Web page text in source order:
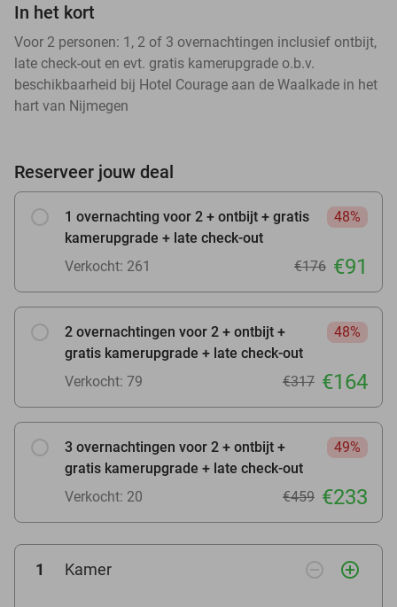
In het kort
Voor 2 personen: 1, 2 of 3 overnachtingen inclusief ontbijt,
late check-out en evt. gratis kamerupgrade o.b.v.
beschikbaarheid bij Hotel Courage aan de Waalkade in het
hart van Nijmegen
Reserveer jouw deal
1 overnachting voor 2 + ontbijt + gratis
kamerupgrade + late check-out
48%
Verkocht: 261 €176 €91
2 overnachtingen voor 2 + ontbijt +
gratis kamerupgrade + late check-out
48%
Verkocht: 79 €317 €164
3 overnachtingen voor 2 + ontbijt +
gratis kamerupgrade + late check-out
49%
Verkocht: 20 €459 €233
1 Kamer remove_circle_outline add_circle_outline